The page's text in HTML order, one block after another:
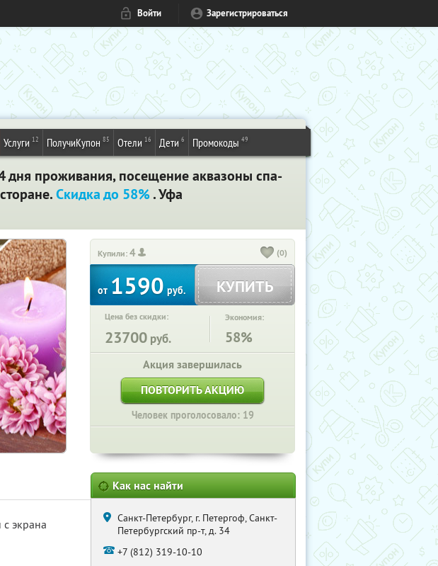
Войти Зарегистрироваться
Услуги 12 ПолучиКупон 85 Отели 16 Дети 6 Промокоды 49
дня проживания, посещение аквазоны спа-
Скидка до 58%. Уфа
Купили:4 (0)
от 1590 руб. КУПИТЬ
Цена без скидки:
23700 руб.
Экономия:
58%
Акция завершилась
ПОВТОРИТЬ АКЦИЮ
Человек проголосовало: 19
экрана
Как нас найти
Санкт-Петербург, г. Петергоф, Санкт-
Петербургский пр-т, д. 34
+7 (812) 319-10-10